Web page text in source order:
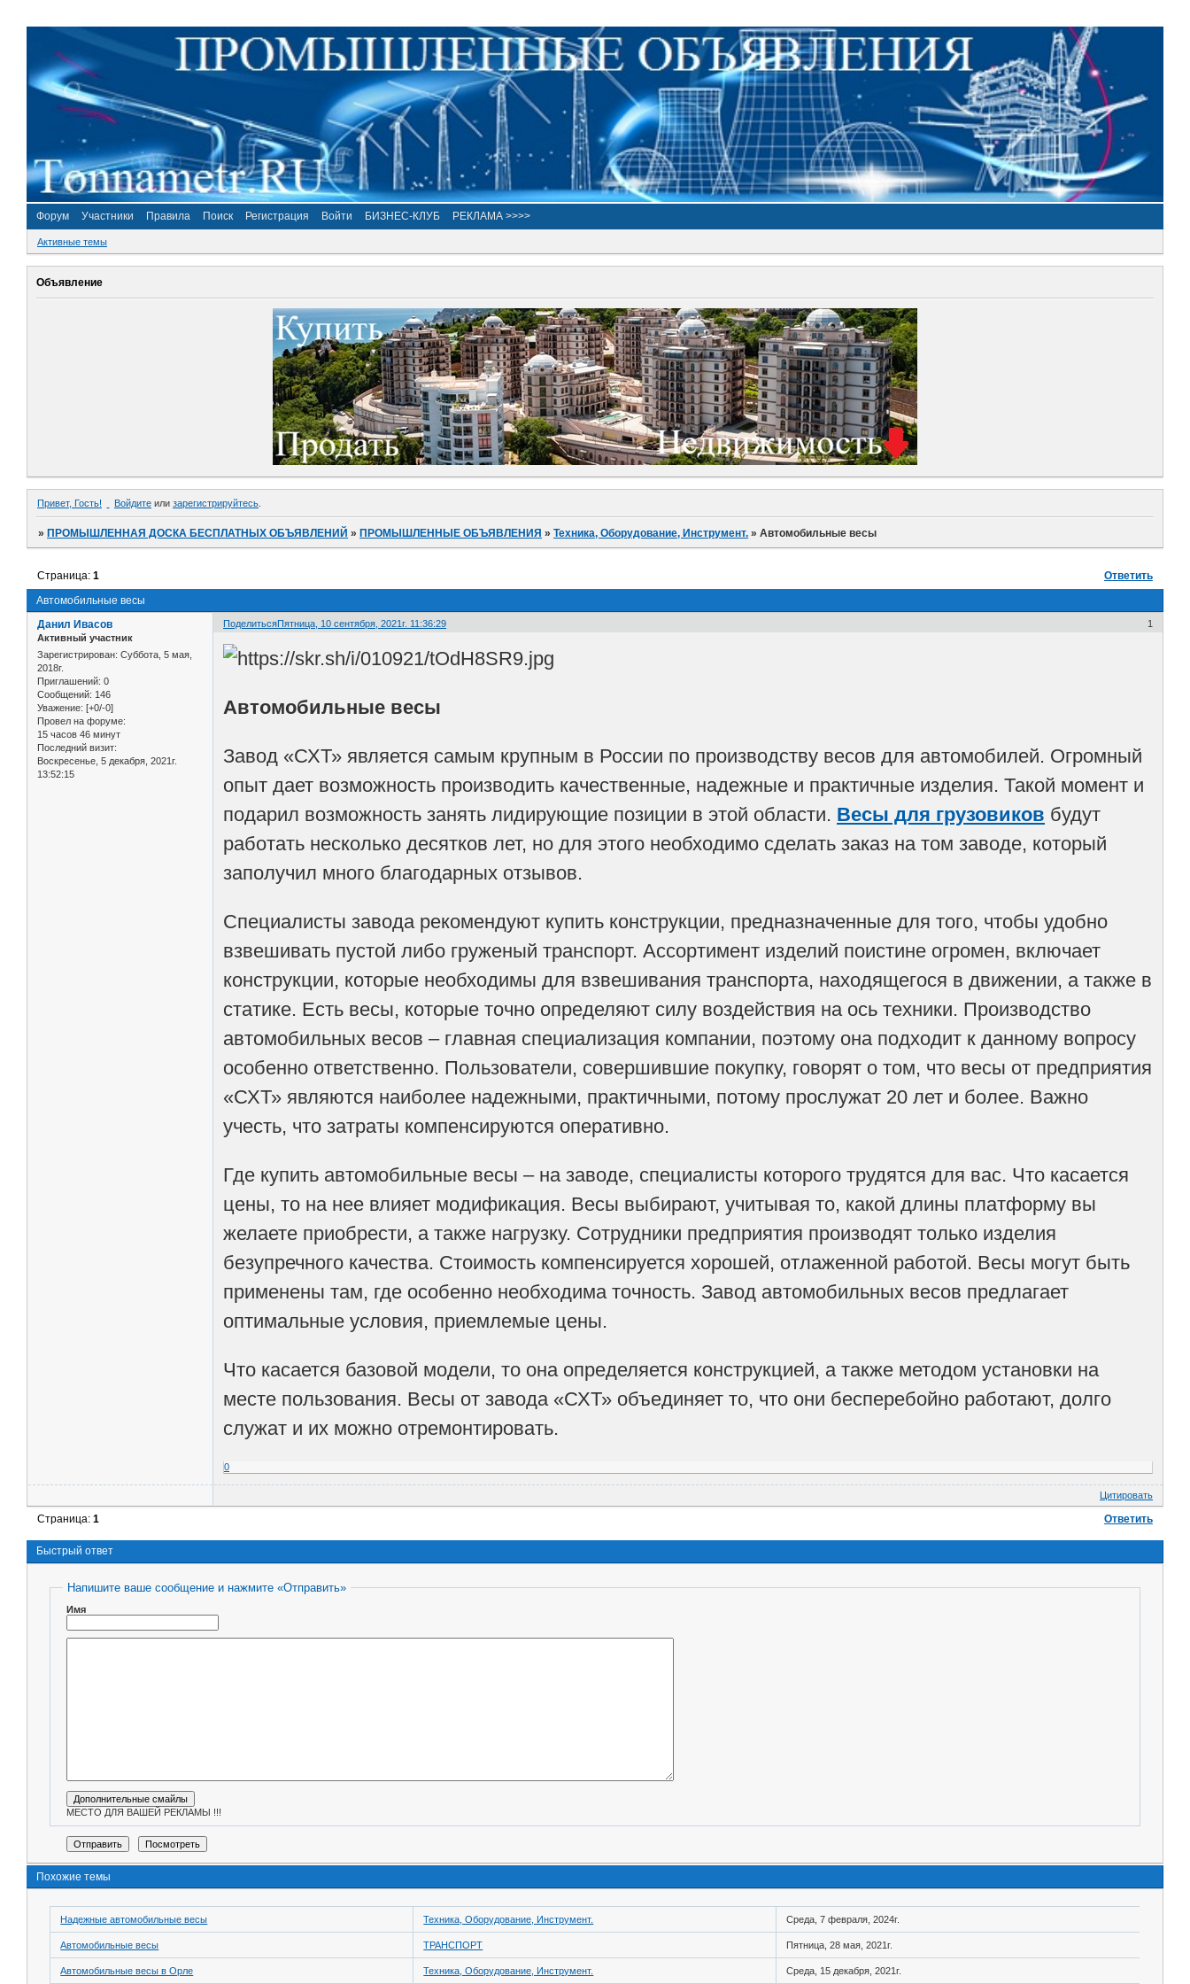
Форум Участники Правила Поиск Регистрация Войти БИЗНЕС-КЛУБ РЕКЛАМА >>>>
Активные темы
Объявление
Привет, Гость! Войдите или зарегистрируйтесь
»ПРОМЫШЛЕННАЯ ДОСКА БЕСПЛАТНЫХ ОБЪЯВЛЕНИЙ »ПРОМЫШЛЕННЫЕ ОБЪЯВЛЕНИЯ »Техника, Оборудование, Инструмент. »Автомобильные весы
Автомобильные весы
Страница:1 Ответить
Поделиться 1
Пятница, 10 сентября, 2021г. 11:36:29
Данил Ивасов
Активный участник
Зарегистрирован: Суббота, 5 мая,
2018г.
Приглашений: 0
Сообщений: 146
Уважение: [+0/-0]
Провел на форуме:
15 часов 46 минут
Последний визит:
Воскресенье, 5 декабря, 2021г.
13:52:15
Автомобильные весы
Завод «СХТ» является самым крупным в России по производству весов для автомобилей. Огромный
опыт дает возможность производить качественные, надежные и практичные изделия. Такой момент и
подарил возможность занять лидирующие позиции в этой области. Весы для грузовиков будут
работать несколько десятков лет, но для этого необходимо сделать заказ на том заводе, который
заполучил много благодарных отзывов.
Специалисты завода рекомендуют купить конструкции, предназначенные для того, чтобы удобно
взвешивать пустой либо груженый транспорт. Ассортимент изделий поистине огромен, включает
конструкции, которые необходимы для взвешивания транспорта, находящегося в движении, а также в
статике. Есть весы, которые точно определяют силу воздействия на ось техники. Производство
автомобильных весов – главная специализация компании, поэтому она подходит к данному вопросу
особенно ответственно. Пользователи, совершившие покупку, говорят о том, что весы от предприятия
«СХТ» являются наиболее надежными, практичными, потому прослужат 20 лет и более. Важно
учесть, что затраты компенсируются оперативно.
Где купить автомобильные весы – на заводе, специалисты которого трудятся для вас. Что касается
цены, то на нее влияет модификация. Весы выбирают, учитывая то, какой длины платформу вы
желаете приобрести, а также нагрузку. Сотрудники предприятия производят только изделия
безупречного качества. Стоимость компенсируется хорошей, отлаженной работой. Весы могут быть
применены там, где особенно необходима точность. Завод автомобильных весов предлагает
оптимальные условия, приемлемые цены.
Что касается базовой модели, то она определяется конструкцией, а также методом установки на
месте пользования. Весы от завода «СХТ» объединяет то, что они бесперебойно работают, долго
служат и их можно отремонтировать.
0
Цитировать
Ответить
Страница:1
Быстрый ответ
Напишите ваше сообщение и нажмите «Отправить»
Имя
МЕСТО ДЛЯ ВАШЕЙ РЕКЛАМЫ !!!
Похожие темы
Надежные автомобильные весы Техника, Оборудование, Инструмент. Среда, 7 февраля, 2024г.
Автомобильные весы ТРАНСПОРТ Пятница, 28 мая, 2021г.
Автомобильные весы в Орле Техника, Оборудование, Инструмент. Среда, 15 декабря, 2021г.